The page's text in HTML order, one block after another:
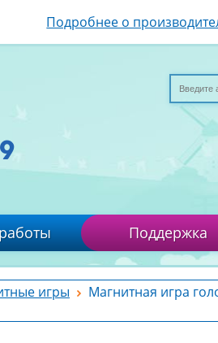
Подробнее о
Поддержка
игры
Магнитная игра